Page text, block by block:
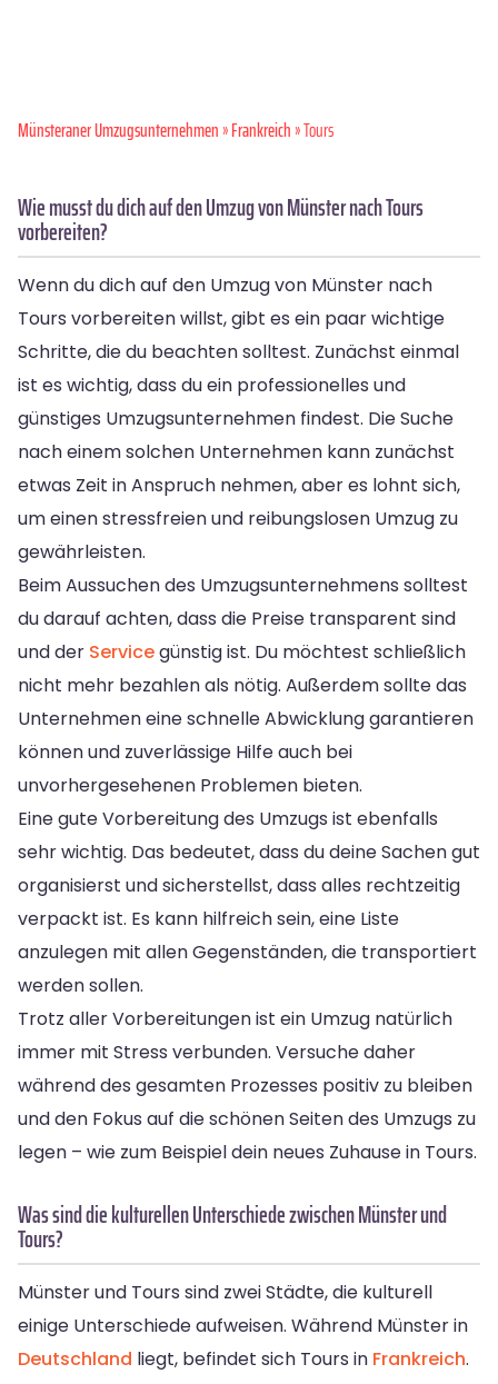
Münsteraner Umzugsunternehmen»Frankreich» Tours
Wie musst du dich auf den Umzug von Münster nach Tours
vorbereiten?
Wenn du dich auf den Umzug von Münster nach
Tours vorbereiten willst, gibt es ein paar wichtige
Schritte, die du beachten solltest. Zunächst einmal
ist es wichtig, dass du ein professionelles und
günstiges Umzugsunternehmen findest. Die Suche
nach einem solchen Unternehmen kann zunächst
etwas Zeit in Anspruch nehmen, aber es lohnt sich,
um einen stressfreien und reibungslosen Umzug zu
gewährleisten.
Beim Aussuchen des Umzugsunternehmens solltest
du darauf achten, dass die Preise transparent sind
und der Servicegünstig ist. Du möchtest schließlich
nicht mehr bezahlen als nötig. Außerdem sollte das
Unternehmen eine schnelle Abwicklung garantieren
können und zuverlässige Hilfe auch bei
unvorhergesehenen Problemen bieten.
Eine gute Vorbereitung des Umzugs ist ebenfalls
sehr wichtig. Das bedeutet, dass du deine Sachen gut
organisierst und sicherstellst, dass alles rechtzeitig
verpackt ist. Es kann hilfreich sein, eine Liste
anzulegen mit allen Gegenständen, die transportiert
werden sollen.
Trotz aller Vorbereitungen ist ein Umzug natürlich
immer mit Stress verbunden. Versuche daher
während des gesamten Prozesses positiv zu bleiben
und den Fokus auf die schönen Seiten des Umzugs zu
legen – wie zum Beispiel dein neues Zuhause in Tours.
Was sind die kulturellen Unterschiede zwischen Münster und
Tours?
Münster und Tours sind zwei Städte, die kulturell
einige Unterschiede aufweisen. Während Münster in
Deutschland liegt, befindet sich Tours in Frankreich.